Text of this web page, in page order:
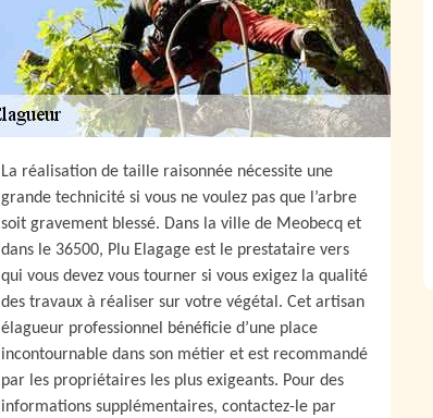
La réalisation de taille raisonnée nécessite une
grande technicité si vous ne voulez pas que l’arbre
soit gravement blessé. Dans la ville de Meobecq et
dans le 36500, Plu Elagage est le prestataire vers
qui vous devez vous tourner si vous exigez la qualité
des travaux à réaliser sur votre végétal. Cet artisan
élagueur professionnel bénéficie d’une place
incontournable dans son métier et est recommandé
par les propriétaires les plus exigeants. Pour des
informations supplémentaires, contactez-le par